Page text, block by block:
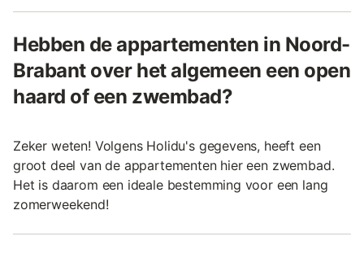
Hebben de appartementen in Noord-
Brabant over het algemeen een open
haard of een zwembad?
Zeker weten! Volgens Holidu's gegevens, heeft een
groot deel van de appartementen hier een zwembad.
Het is daarom een ideale bestemming voor een lang
zomerweekend!